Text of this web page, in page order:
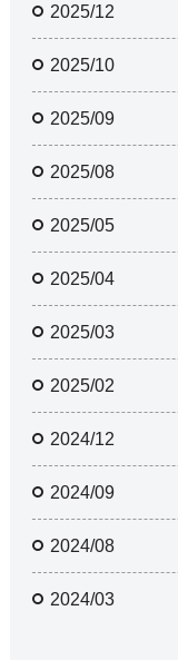
2025/12
2025/10
2025/09
2025/08
2025/05
2025/04
2025/03
2025/02
2024/12
2024/09
2024/08
2024/03